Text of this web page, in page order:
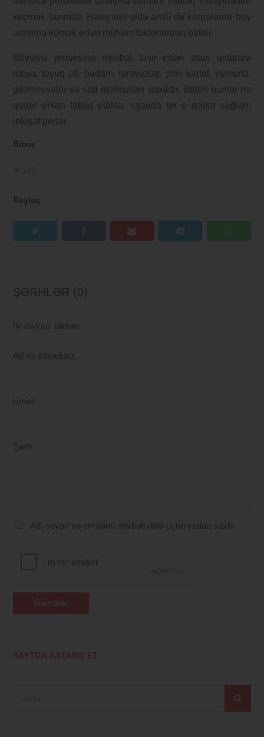
SAYTDA AXTARIŞ ET
Baxış
Paylaş
keçmək lazımdır. Həmçinin qida amili də körpələrdə boy
artımına kömək edən mühüm faktorlardan biridir.
Böyümə prosesinə müsbət təsir edən əsas qidalara
lobya, toyuq əti, badam, tərəvəzlər, şirin kartof, yumurta,
giləmeyvələr və süd məhsulları daxildir. Bütün bunlar nə
qədər erkən tətbiq edilsə, uşaqda bir o qədər sağlam
inkişaf gedər.
ŞƏRHLƏR (0)
İlk rəyi siz bildirin
Ad və soyadınız
Email
Şərh
Ad, soyad və emailimi növbəti dəfə üçün yadda saxla
Göndər